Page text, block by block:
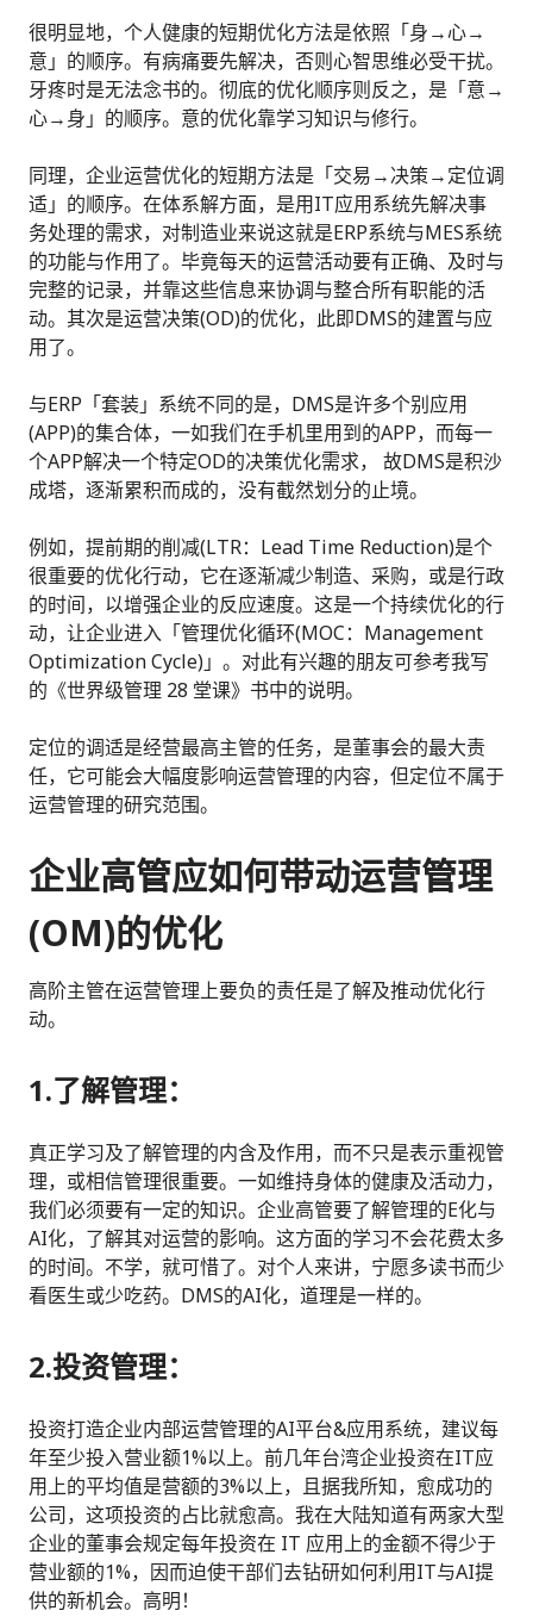
很明显地，个人健康的短期优化方法是依照「身→心→
意」的顺序。有病痛要先解决，否则心智思维必受干扰。
牙疼时是无法念书的。彻底的优化顺序则反之，是「意→
心→身」的顺序。意的优化靠学习知识与修行。
同理，企业运营优化的短期方法是「交易→决策→定位调
适」的顺序。在体系解方面，是用IT应用系统先解决事
务处理的需求，对制造业来说这就是ERP系统与MES系统
的功能与作用了。毕竟每天的运营活动要有正确、及时与
完整的记录，并靠这些信息来协调与整合所有职能的活
动。其次是运营决策(OD)的优化，此即DMS的建置与应
用了。
与ERP「套装」系统不同的是，DMS是许多个别应用
(APP)的集合体，一如我们在手机里用到的APP，而每一
个APP解决一个特定OD的决策优化需求， 故DMS是积沙
成塔，逐渐累积而成的，没有截然划分的止境。
例如，提前期的削减(LTR：Lead Time Reduction)是个
很重要的优化行动，它在逐渐减少制造、采购，或是行政
的时间，以增强企业的反应速度。这是一个持续优化的行
动，让企业进入「管理优化循环(MOC：Management
Optimization Cycle)」。对此有兴趣的朋友可参考我写
的《世界级管理 28 堂课》书中的说明。
定位的调适是经营最高主管的任务，是董事会的最大责
任，它可能会大幅度影响运营管理的内容，但定位不属于
运营管理的研究范围。
企业高管应如何带动运营管理
(OM)的优化
高阶主管在运营管理上要负的责任是了解及推动优化行
动。
1.了解管理：
真正学习及了解管理的内含及作用，而不只是表示重视管
理，或相信管理很重要。一如维持身体的健康及活动力，
我们必须要有一定的知识。企业高管要了解管理的E化与
AI化，了解其对运营的影响。这方面的学习不会花费太多
的时间。不学，就可惜了。对个人来讲，宁愿多读书而少
看医生或少吃药。DMS的AI化，道理是一样的。
2.投资管理：
投资打造企业内部运营管理的AI平台&应用系统，建议每
年至少投入营业额1%以上。前几年台湾企业投资在IT应
用上的平均值是营额的3%以上，且据我所知，愈成功的
公司，这项投资的占比就愈高。我在大陆知道有两家大型
企业的董事会规定每年投资在 IT 应用上的金额不得少于
营业额的1%，因而迫使干部们去钻研如何利用IT与AI提
供的新机会。高明！